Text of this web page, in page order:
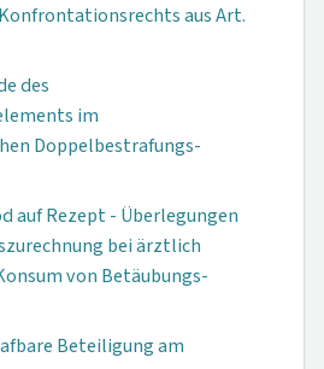
aus Art.
des
im
Doppelbestrafungs­
auf Rezept - Überlegungen
bei ärztlich
von Betäubungs­
Beteiligung am